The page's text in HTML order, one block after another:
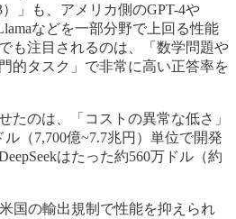
）」も、アメリカ側のGPT-4や
などを一部分野で上回る性能
も注目されるのは、「数学問題や
的タスク」で非常に高い正答率を
たのは、「コストの異常な低さ」
（7,700億~7.7兆円）単位で開発
はたった約560万ドル（約
国の輸出規制で性能を抑えられ